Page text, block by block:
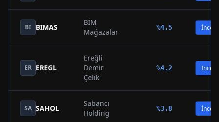
BI BIMAS
BİM
Mağazalar
%4.5 İncele
ER EREGL
Ereğli
Demir
Çelik
%4.2 İncele
SA SAHOL
Sabancı
Holding
%3.8 İncele